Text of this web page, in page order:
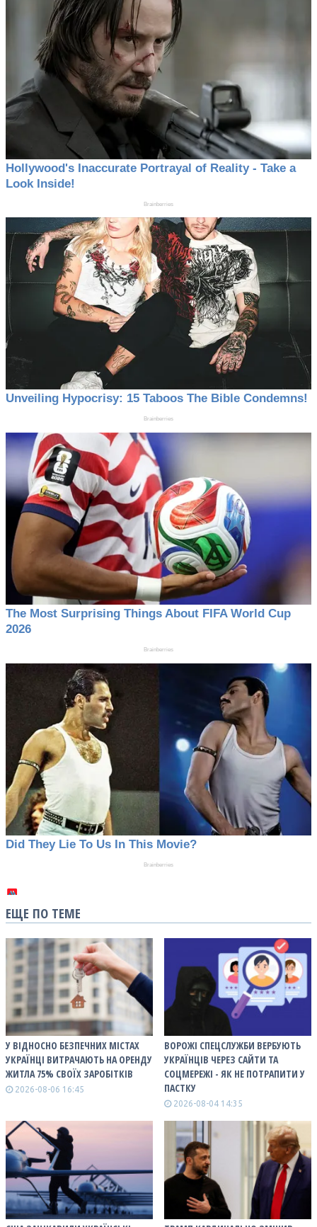
ЕЩЕ ПО ТЕМЕ
У ВІДНОСНО БЕЗПЕЧНИХ МІСТАХ
УКРАЇНЦІ ВИТРАЧАЮТЬ НА ОРЕНДУ
ЖИТЛА 75% СВОЇХ ЗАРОБІТКІВ
2026-08-06 16:45
ВОРОЖІ СПЕЦСЛУЖБИ ВЕРБУЮТЬ
УКРАЇНЦІВ ЧЕРЕЗ САЙТИ ТА
СОЦМЕРЕЖІ - ЯК НЕ ПОТРАПИТИ У
ПАСТКУ
2026-08-04 14:35